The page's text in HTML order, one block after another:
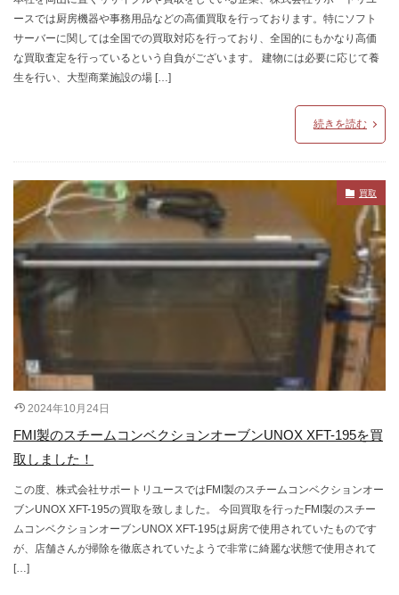
ースでは厨房機器や事務用品などの高価買取を行っております。特にソフト
サーバーに関しては全国での買取対応を行っており、全国的にもかなり高価
な買取査定を行っているという自負がございます。 建物には必要に応じて養
生を行い、大型商業施設の場 […]
続きを読む
買取
2024年10月24日
FMI製のスチームコンベクションオーブンUNOX XFT-195を買
取しました！
この度、株式会社サポートリユースではFMI製のスチームコンベクションオー
ブンUNOX XFT-195の買取を致しました。 今回買取を行ったFMI製のスチー
ムコンベクションオーブンUNOX XFT-195は厨房で使用されていたものです
が、店舗さんが掃除を徹底されていたようで非常に綺麗な状態で使用されて
[…]